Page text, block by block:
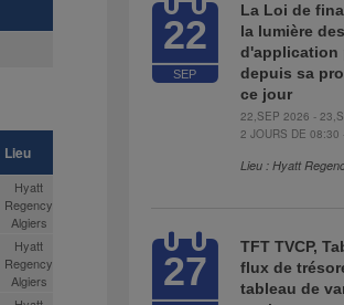
Lieu
Hyatt
Regency
Algiers
Hyatt
Regency
Algiers
22
SEP
La Loi de
la lumière
d'application
depuis sa
ce jour
22,SEP 2026 -
2 JOURS DE 08:30
Lieu : Hyatt
27
TFT TVCP,
flux de
tableau de